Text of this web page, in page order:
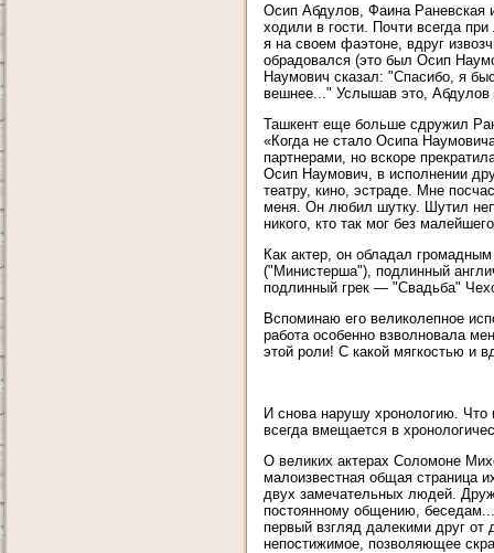
Осип Абдулов, Фаина Раневская
ходили в гости. Почти всегда
я на своем фаэтоне, вдруг
обрадовался (это был Осип
Наумович сказал: "Спасибо, я
вешнее..." Услышав это, Абдулов
Ташкент еще больше сдружил
«Когда не стало Осипа
партнерами, но вскоре
Осип Наумович, в исполнении
театру, кино, эстраде. Мне
меня. Он любил шутку. Шутил
никого, кто так мог без
Как актер, он обладал
("Министерша"), подлинный
подлинный грек — "Свадьба"
Вспоминаю его великолепное
работа особенно взволновала
этой роли! С какой мягкостью и
И снова нарушу хронологию.
всегда вмещается в
О великих актерах Соломоне
малоизвестная общая страница
двух замечательных людей.
постоянному общению,
первый взгляд далекими друг от
непостижимое, позволяющее